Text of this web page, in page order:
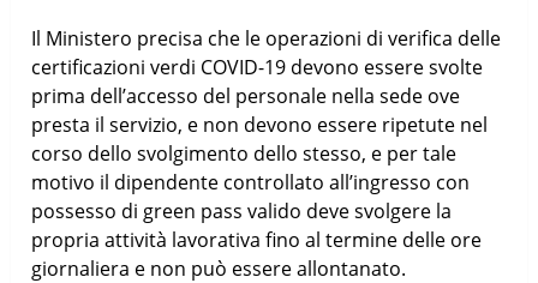
Il Ministero precisa che le operazioni di verifica delle
certificazioni verdi COVID-19 devono essere svolte
prima dell’accesso del personale nella sede ove
presta il servizio, e non devono essere ripetute nel
corso dello svolgimento dello stesso, e per tale
motivo il dipendente controllato all’ingresso con
possesso di green pass valido deve svolgere la
propria attività lavorativa fino al termine delle ore
giornaliera e non può essere allontanato.